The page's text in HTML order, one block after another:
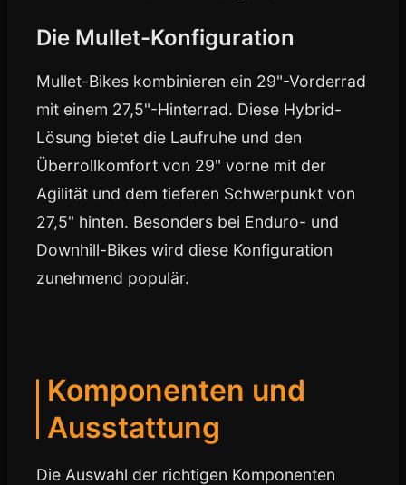
Die Mullet-Konfiguration
Mullet-Bikes kombinieren ein 29"-Vorderrad
mit einem 27,5"-Hinterrad. Diese Hybrid-
Lösung bietet die Laufruhe und den
Überrollkomfort von 29" vorne mit der
Agilität und dem tieferen Schwerpunkt von
27,5" hinten. Besonders bei Enduro- und
Downhill-Bikes wird diese Konfiguration
zunehmend populär.
Komponenten und
Ausstattung
Die Auswahl der richtigen Komponenten